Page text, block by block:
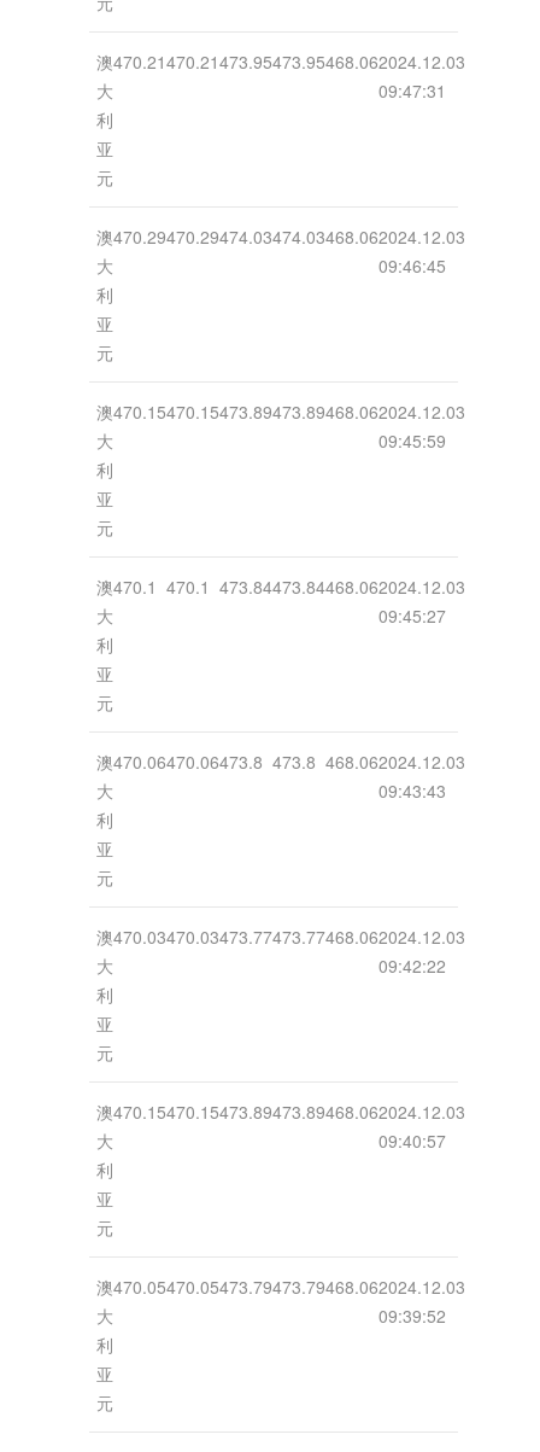
澳
大
利
亚
元
470.21470.21473.95473.95468.062024.12.03
09:47:31
澳
大
利
亚
元
470.29470.29474.03474.03468.062024.12.03
09:46:45
澳
大
利
亚
元
470.15470.15473.89473.89468.062024.12.03
09:45:59
澳
大
利
亚
元
470.1 470.1 473.84473.84468.062024.12.03
09:45:27
澳
大
利
亚
元
470.06470.06473.8 473.8 468.062024.12.03
09:43:43
澳
大
利
亚
元
470.03470.03473.77473.77468.062024.12.03
09:42:22
澳
大
利
亚
元
470.15470.15473.89473.89468.062024.12.03
09:40:57
澳
大
利
亚
元
470.05470.05473.79473.79468.062024.12.03
09:39:52